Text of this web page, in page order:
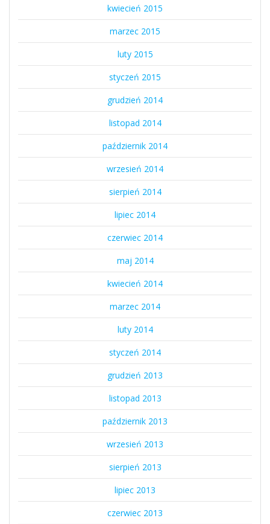
kwiecień 2015
marzec 2015
luty 2015
styczeń 2015
grudzień 2014
listopad 2014
październik 2014
wrzesień 2014
sierpień 2014
lipiec 2014
czerwiec 2014
maj 2014
kwiecień 2014
marzec 2014
luty 2014
styczeń 2014
grudzień 2013
listopad 2013
październik 2013
wrzesień 2013
sierpień 2013
lipiec 2013
czerwiec 2013